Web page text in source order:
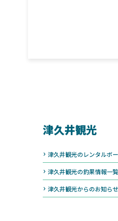
津久井観光
津久井観光のレンタルボ
津久井観光の釣果情報一
津久井観光からのお知らせ